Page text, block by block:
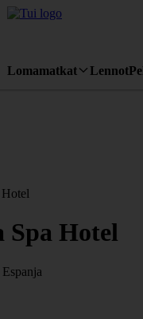
Lomamatkat Lennot
Hotel
Spa Hotel